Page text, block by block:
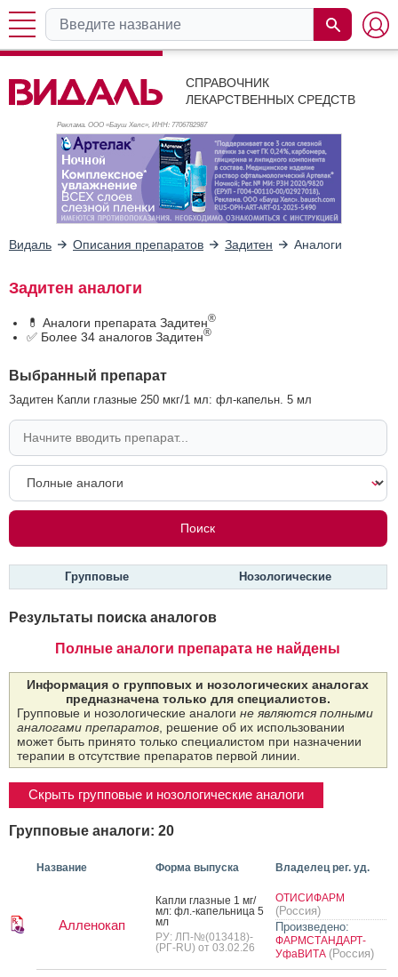
СПРАВОЧНИК
ЛЕКАРСТВЕННЫХ СРЕДСТВ
Реклама. ООО «Бауш Хелс», ИНН: 7706782987
Видаль Описания препаратов Задитен Аналоги
Задитен аналоги
💊 Аналоги препарата Задитен®
✅ Более 34 аналогов Задитен®
Выбранный препарат
Задитен Капли глазные 250 мкг/1 мл: фл-капельн. 5 мл
Групповые Нозологические
Результаты поиска аналогов
Полные аналоги препарата не найдены
Информация о групповых и нозологических аналогах
предназначена только для специалистов.
Групповые и нозологические аналоги не являются полными
аналогами препаратов , решение об их использовании
может быть принято только специалистом при назначении
терапии в отсутствие препаратов первой линии.
Скрыть групповые и нозологические аналоги
Групповые аналоги: 20
Название Форма выпуска Владелец рег. уд.
Алленокап
Кап­ли глаз­ные 1 мг/
мл: фл.-ка­пель­ни­ца 5
мл
РУ: ЛП-№(013418)-
(РГ-RU) от 03.02.26
ОТИСИФАРМ
(Россия)
Произведено:
ФАРМСТАНДАРТ-
УфаВИТА (Россия)